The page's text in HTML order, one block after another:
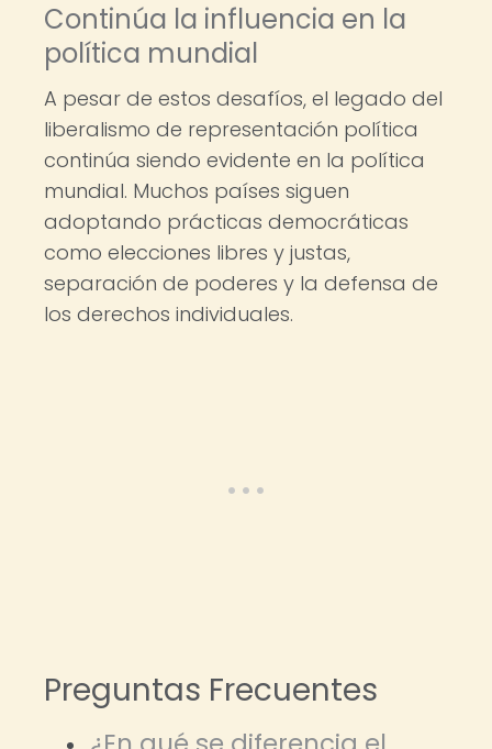
Continúa la influencia en la
política mundial
A pesar de estos desafíos, el legado del
liberalismo de representación política
continúa siendo evidente en la política
mundial. Muchos países siguen
adoptando prácticas democráticas
como elecciones libres y justas,
separación de poderes y la defensa de
los derechos individuales.
Preguntas Frecuentes